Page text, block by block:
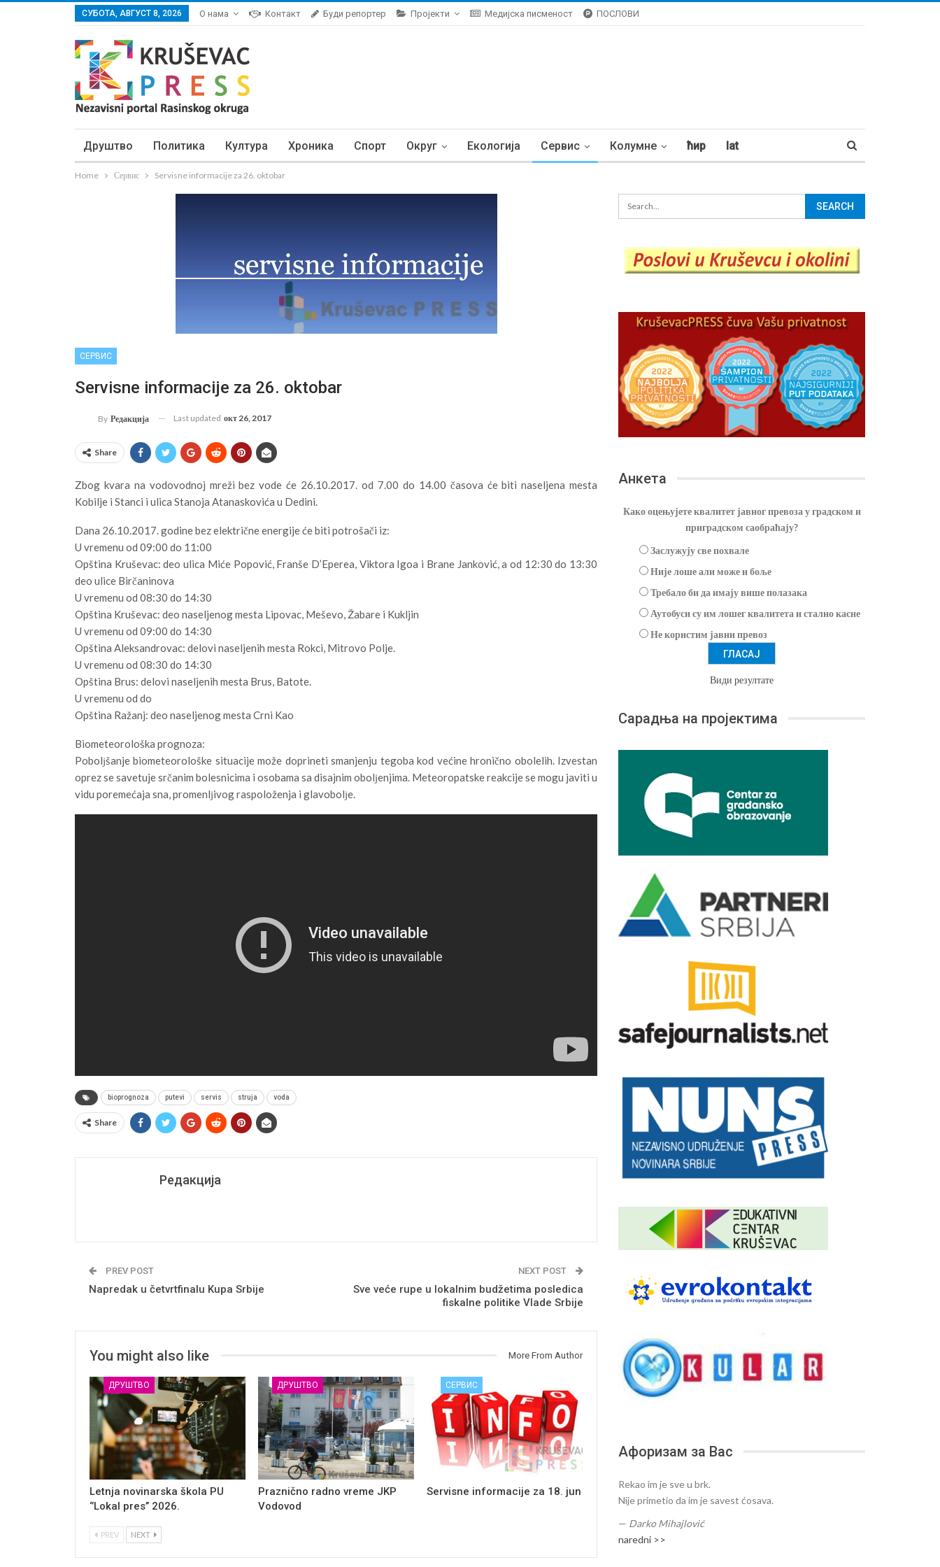
СУБОТА, АВГУСТ 8, 2026 О нама Контакт Буди репортер Пројекти Медијска писменост ПОСЛОВИ
Друштво Политика Култура Хроника Спорт Округ Екологија Сервис Колумне ћир lat
Home Сервис Servisne informacije za 26. oktobar
СЕРВИС
Servisne informacije za 26. oktobar
By Редакција Last updated окт 26, 2017
Share
Zbog kvara na vodovodnoj mreži bez vode će 26.10.2017. od 7.00 do 14.00 časova će biti naseljena mesta
Kobilje i Stanci i ulica Stanoja Atanaskovića u Dedini.
Dana 26.10.2017. godine bez električne energije će biti potrošači iz:
U vremenu od 09:00 do 11:00
Opština Kruševac: deo ulica Miće Popović, Franše D’Eperea, Viktora Igoa i Brane Janković, a od 12:30 do 13:30
deo ulice Birčaninova
U vremenu od 08:30 do 14:30
Opština Kruševac: deo naseljenog mesta Lipovac, Meševo, Žabare i Kukljin
U vremenu od 09:00 do 14:30
Opština Aleksandrovac: delovi naseljenih mesta Rokci, Mitrovo Polje.
U vremenu od 08:30 do 14:30
Opština Brus: delovi naseljenih mesta Brus, Batote.
U vremenu od do
Opština Ražanj: deo naseljenog mesta Crni Kao
Biometeorološka prognoza:
Pobolјšanje biometeorološke situacije može doprineti smanjenju tegoba kod većine hronično obolelih. Izvestan
oprez se savetuje srčanim bolesnicima i osobama sa disajnim obolјenjima. Meteoropatske reakcije se mogu javiti u
vidu poremećaja sna, promenlјivog raspoloženja i glavobolјe.
bioprognoza putevi servis struja voda
Share
Редакција
PREV POST
Napredak u četvrtfinalu Kupa Srbije
NEXT POST
Sve veće rupe u lokalnim budžetima posledica
fiskalne politike Vlade Srbije
You might also like More From Author
ДРУШТВО
Letnja novinarska škola PU
‘’Lokal pres’’ 2026.
ДРУШТВО
Praznično radno vreme JKP
Vodovod
СЕРВИС
Servisne informacije za 18. jun
PREV NEXT
Анкета
Како оцењујете квалитет јавног превоза у градском и
приградском саобраћају?
Заслужују све похвале
Није лоше али може и боље
Требало би да имају више полазака
Аутобуси су им лошег квалитета и стално касне
Не користим јавни превоз
Види резултате
Сарадња на пројектима
Афоризам за Вас
Rekao im je sve u brk.
Nije primetio da im je savest ćosava.
— Darko Mihajlović
naredni >>